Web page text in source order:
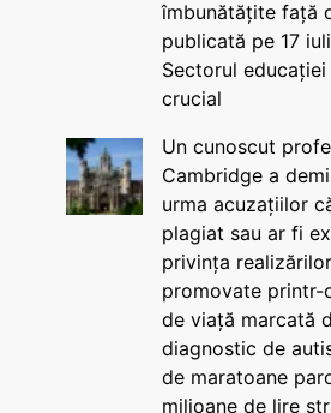
îmbunătățite față
publicată pe 17
Sectorul educației
crucial
Un cunoscut
Cambridge a
urma acuzațiilor
plagiat sau ar fi
privința
promovate printr-
de viață marcată
diagnostic de
de maratoane
milioane de lire